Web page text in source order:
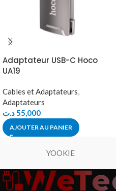
Adaptateur USB-C Hoco
UA19
Cables et Adaptateurs,
Adaptateurs
55,000د.ت
AJOUTER AU PANIER
YOOKIE